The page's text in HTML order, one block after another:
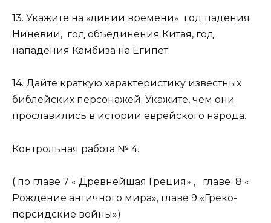
13. Укажите на «линии времени» год падения
Ниневии, год объединения Китая, год
нападения Камбиза на Египет.
14. Дайте краткую характеристику известных
библейских персонажей. Укажите, чем они
прославились в истории еврейского народа.
Контрольная работа № 4.
( по главе 7 « Древнейшая Греция» , главе 8 «
Рождение античного мира», главе 9 «Греко-
персидские войны»)